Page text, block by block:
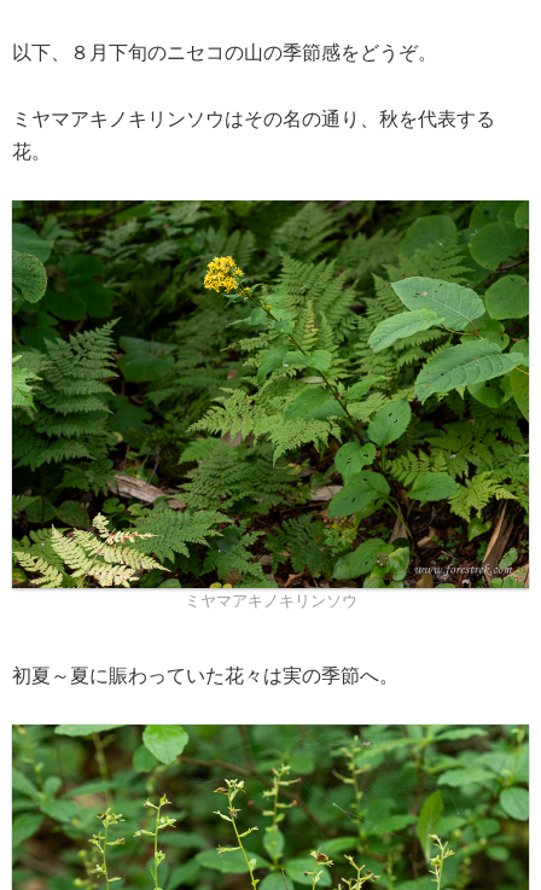
以下、８月下旬のニセコの山の季節感をどうぞ。
ミヤマアキノキリンソウはその名の通り、秋を代表する
花。
ミヤマアキノキリンソウ
初夏～夏に賑わっていた花々は実の季節へ。